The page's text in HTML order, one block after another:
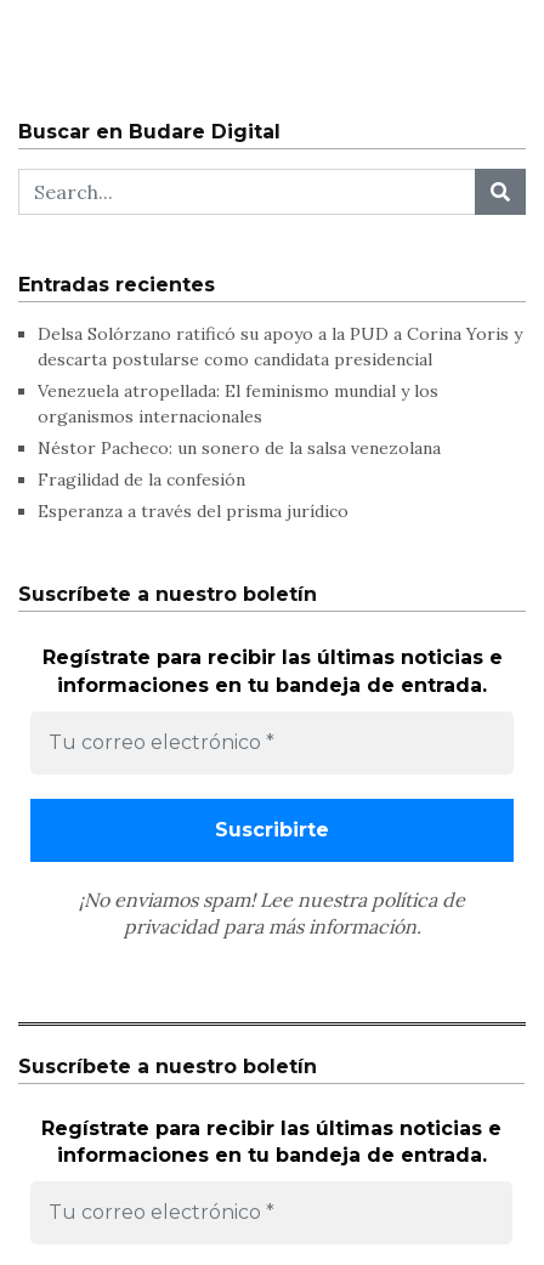
Buscar en Budare Digital
Entradas recientes
Delsa Solórzano ratificó su apoyo a la PUD a Corina Yoris y
descarta postularse como candidata presidencial
Venezuela atropellada: El feminismo mundial y los
organismos internacionales
Néstor Pacheco: un sonero de la salsa venezolana
Fragilidad de la confesión
Esperanza a través del prisma jurídico
Suscríbete a nuestro boletín
Regístrate para recibir las últimas noticias e
informaciones en tu bandeja de entrada.
¡No enviamos spam! Lee nuestra política de
privacidadpara más información.
Suscríbete a nuestro boletín
Regístrate para recibir las últimas noticias e
informaciones en tu bandeja de entrada.